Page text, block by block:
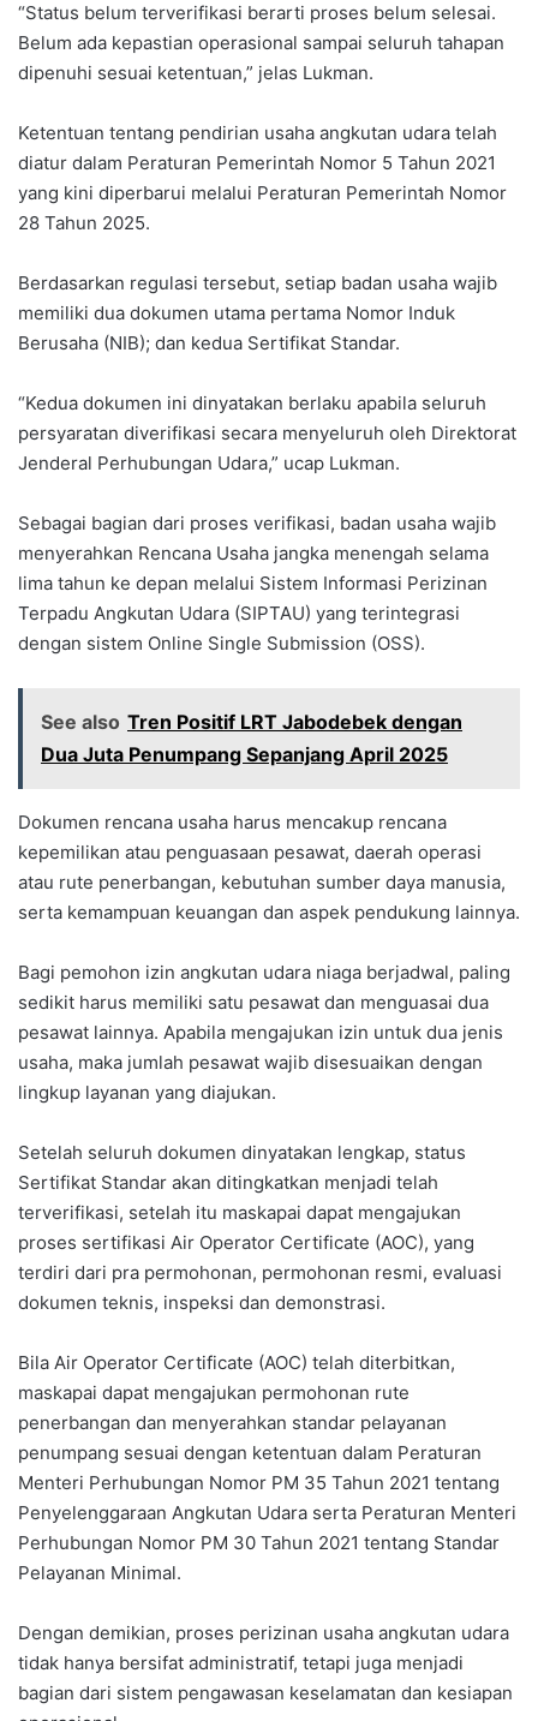
“Status belum terverifikasi berarti proses belum selesai.
Belum ada kepastian operasional sampai seluruh tahapan
dipenuhi sesuai ketentuan,” jelas Lukman.
Ketentuan tentang pendirian usaha angkutan udara telah
diatur dalam Peraturan Pemerintah Nomor 5 Tahun 2021
yang kini diperbarui melalui Peraturan Pemerintah Nomor
28 Tahun 2025.
Berdasarkan regulasi tersebut, setiap badan usaha wajib
memiliki dua dokumen utama pertama Nomor Induk
Berusaha (NIB); dan kedua Sertifikat Standar.
“Kedua dokumen ini dinyatakan berlaku apabila seluruh
persyaratan diverifikasi secara menyeluruh oleh Direktorat
Jenderal Perhubungan Udara,” ucap Lukman.
Sebagai bagian dari proses verifikasi, badan usaha wajib
menyerahkan Rencana Usaha jangka menengah selama
lima tahun ke depan melalui Sistem Informasi Perizinan
Terpadu Angkutan Udara (SIPTAU) yang terintegrasi
dengan sistem Online Single Submission (OSS).
See also Tren Positif LRT Jabodebek dengan
Dua Juta Penumpang Sepanjang April 2025
Dokumen rencana usaha harus mencakup rencana
kepemilikan atau penguasaan pesawat, daerah operasi
atau rute penerbangan, kebutuhan sumber daya manusia,
serta kemampuan keuangan dan aspek pendukung lainnya.
Bagi pemohon izin angkutan udara niaga berjadwal, paling
sedikit harus memiliki satu pesawat dan menguasai dua
pesawat lainnya. Apabila mengajukan izin untuk dua jenis
usaha, maka jumlah pesawat wajib disesuaikan dengan
lingkup layanan yang diajukan.
Setelah seluruh dokumen dinyatakan lengkap, status
Sertifikat Standar akan ditingkatkan menjadi telah
terverifikasi, setelah itu maskapai dapat mengajukan
proses sertifikasi Air Operator Certificate (AOC), yang
terdiri dari pra permohonan, permohonan resmi, evaluasi
dokumen teknis, inspeksi dan demonstrasi.
Bila Air Operator Certificate (AOC) telah diterbitkan,
maskapai dapat mengajukan permohonan rute
penerbangan dan menyerahkan standar pelayanan
penumpang sesuai dengan ketentuan dalam Peraturan
Menteri Perhubungan Nomor PM 35 Tahun 2021 tentang
Penyelenggaraan Angkutan Udara serta Peraturan Menteri
Perhubungan Nomor PM 30 Tahun 2021 tentang Standar
Pelayanan Minimal.
Dengan demikian, proses perizinan usaha angkutan udara
tidak hanya bersifat administratif, tetapi juga menjadi
bagian dari sistem pengawasan keselamatan dan kesiapan